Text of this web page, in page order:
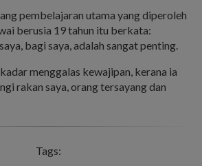
pembelajaran utama yang diperoleh
berusia 19 tahun itu berkata:
bagi saya, adalah sangat penting.
menggalas kewajipan, kerana ia
rakan saya, orang tersayang dan
Tags: